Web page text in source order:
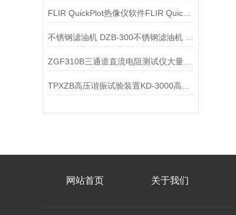
FLIR QuickPlot热像仪软件FLIR QuickPlot热像仪软件
ZGF310B三通道直流电阻测试仪大量供应
网站首页 关于我们